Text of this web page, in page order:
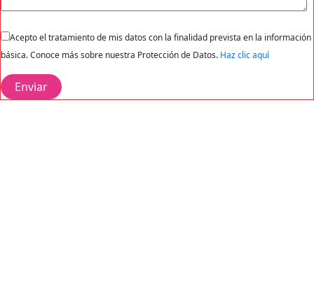
Acepto el tratamiento de mis datos con la finalidad prevista en la información
básica. Conoce más sobre nuestra Protección de Datos. Haz clic aquí